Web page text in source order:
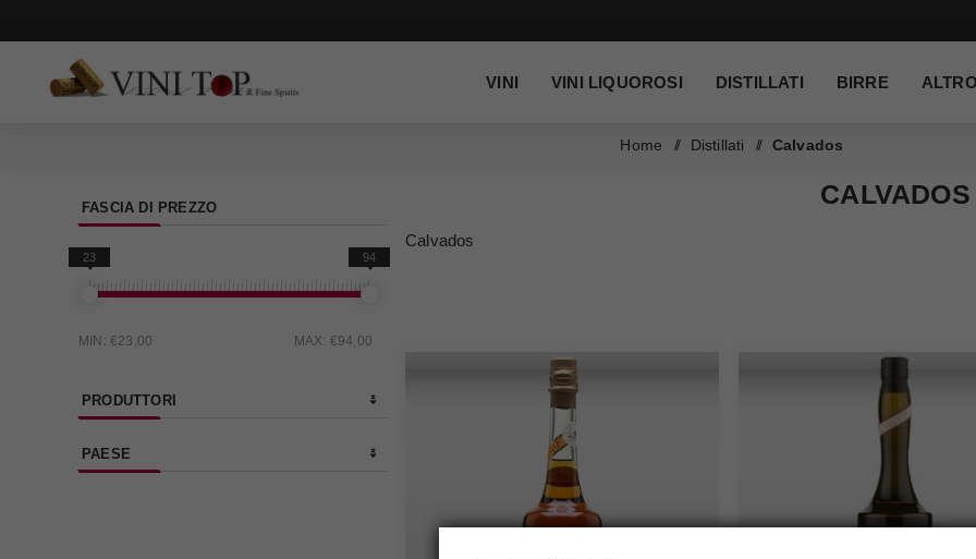
VINI VINI LIQUOROSI DISTILLATI BIRRE ALTRO
Home / Distillati / Calvados
CALVADOS
Calvados
FASCIA DI PREZZO
MIN: €23,00 MAX: €94,00
23 94
PRODUTTORI
PAESE